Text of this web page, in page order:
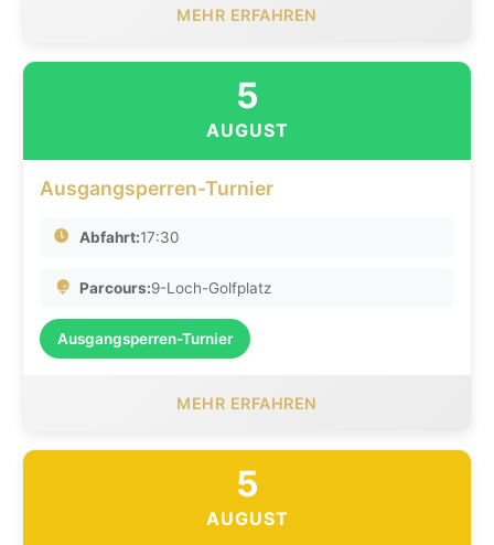
MEHR ERFAHREN
5
AUGUST
Ausgangsperren-Turnier
Abfahrt:17:30
Parcours:9-Loch-Golfplatz
Ausgangsperren-Turnier
MEHR ERFAHREN
5
AUGUST